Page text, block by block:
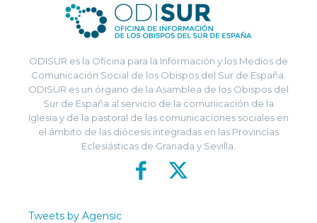
ODISUR es la Oficina para la Información y los Medios de
Comunicación Social de los Obispos del Sur de España.
ODISUR es un órgano de la Asamblea de los Obispos del
Sur de España al servicio de la comunicación de la
Iglesia y de la pastoral de las comunicaciones sociales en
el ámbito de las diócesis integradas en las Provincias
Eclesiásticas de Granada y Sevilla.
Tweets by Agensic